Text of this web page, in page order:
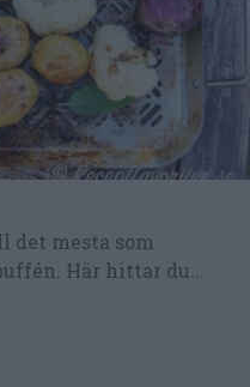
det mesta som
Här hittar du...